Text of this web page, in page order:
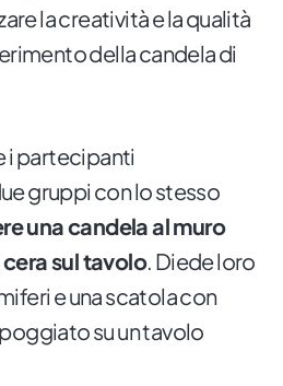
la creatività e la qualità
della candela di
i partecipanti
gruppi con lo stesso
una candela al muro
sul tavolo. Diede loro
e una scatola con
su un tavolo